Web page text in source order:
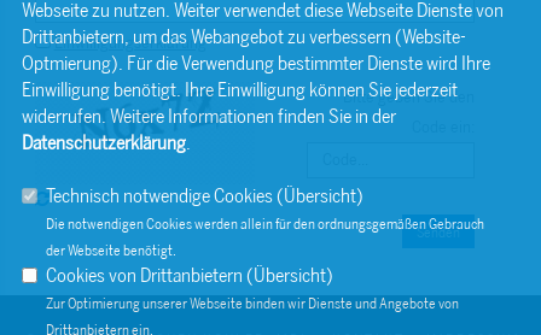
Einwilligungserklärung
Bitte geben Sie den
Senden
Webseite zu nutzen. Weiter verwendet diese Webseite Dienste von
Drittanbietern, um das Webangebot zu verbessern (Website-
Optmierung). Für die Verwendung bestimmter Dienste wird Ihre
Einwilligung benötigt. Ihre Einwilligung können Sie jederzeit
widerrufen. Weitere Informationen finden Sie in der
Datenschutzerklärung.
Technisch notwendige Cookies (Übersicht)
Die notwendigen Cookies werden allein für den ordnungsgemäßen Gebrauch
der Webseite benötigt.
Cookies von Drittanbietern (Übersicht)
Zur Optimierung unserer Webseite binden wir Dienste und Angebote von
Drittanbietern ein.